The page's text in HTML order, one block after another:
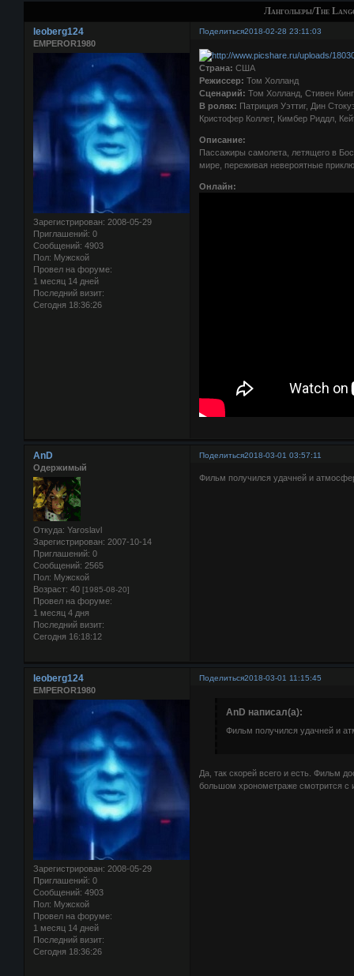
Лангольеры/The
Поделиться2018-02-28 23:11:03
leoberg124
EMPEROR1980
Зарегистрирован: 2008-05-29
Приглашений: 0
Сообщений: 4903
Пол: Мужской
Провел на форуме:
1 месяц 14 дней
Последний визит:
Сегодня 18:36:26
Страна: США
Режиссер:Том Холланд
Сценарий: Том Холланд, Стивен Кинг
В ролях: Патриция Уэттиг, Дин
Кристофер Коллет, Кимбер Риддл,
Описание:
Пассажиры самолета, летящего в
мире, переживая невероятные
Онлайн:
Поделиться2018-03-01 03:57:11
AnD
Одержимый
Откуда: Yaroslavl
Зарегистрирован: 2007-10-14
Приглашений: 0
Сообщений: 2565
Пол: Мужской
Возраст: 40 [1985-08-20]
Провел на форуме:
1 месяц 4 дня
Последний визит:
Сегодня 16:18:12
Фильм получился удачней и
Поделиться2018-03-01 11:15:45
leoberg124
EMPEROR1980
Зарегистрирован: 2008-05-29
Приглашений: 0
Сообщений: 4903
Пол: Мужской
Провел на форуме:
1 месяц 14 дней
Последний визит:
Сегодня 18:36:26
AnD написал(а):
Фильм получился удачней и
Да, так скорей всего и есть. Фильм
большом хронометраже смотрится с